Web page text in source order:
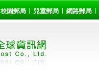
校園郵局 兒童郵局 網路郵局